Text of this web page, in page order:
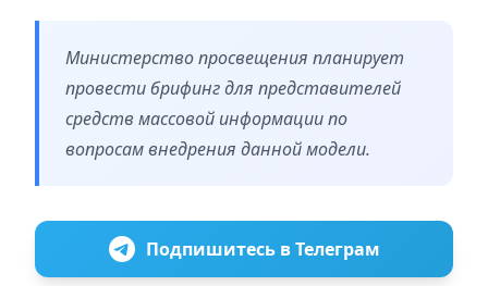
Министерство просвещения планирует
провести брифинг для представителей
средств массовой информации по
вопросам внедрения данной модели.
Подпишитесь в Телеграм